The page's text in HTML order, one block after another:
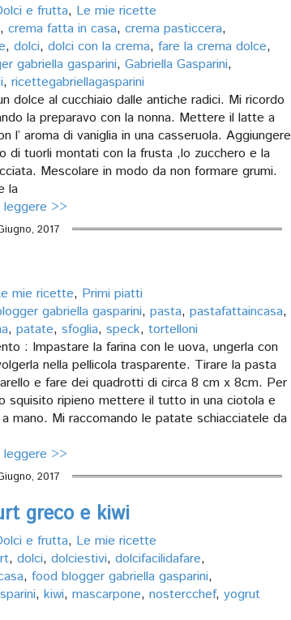
e frutta, Le mie ricette
, crema fatta in casa, crema pasticcera,
, dolci, dolci con la crema, fare la crema dolce,
gabriella gasparini, Gabriella Gasparini,
, ricettegabriellagasparini
dolce al cucchiaio dalle antiche radici. Mi ricordo
la preparavo con la nonna. Mettere il latte a
l’ aroma di vaniglia in una casseruola. Aggiungere
di tuorli montati con la frusta ,lo zucchero e la
Mescolare in modo da non formare grumi.
la
leggere >>
2017
mie ricette, Primi piatti
gabriella gasparini, pasta, pastafattaincasa,
, patate, sfoglia, speck, tortelloni
: Impastare la farina con le uova, ungerla con
nella pellicola trasparente. Tirare la pasta
e fare dei quadrotti di circa 8 cm x 8cm. Per
squisito ripieno mettere il tutto in una ciotola e
mano. Mi raccomando le patate schiacciatele da
leggere >>
2017
greco e kiwi
e frutta, Le mie ricette
, dolci, dolciestivi, dolcifacilidafare,
, food blogger gabriella gasparini,
, kiwi, mascarpone, nostercchef, yogrut